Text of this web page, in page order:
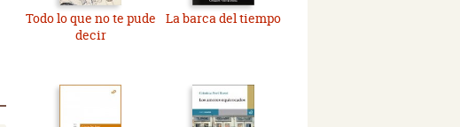
Todo lo que no te pude
decir
La barca del tiempo